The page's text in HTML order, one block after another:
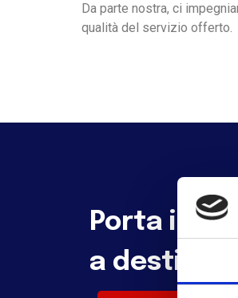
Da parte nostra, ci
qualità del servizio offerto.
Porta il tuo
a